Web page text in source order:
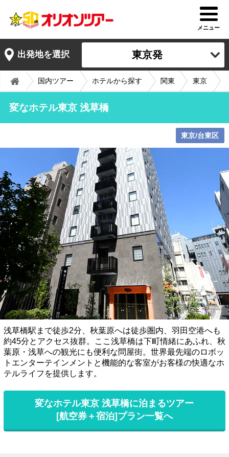
メニュー
出発地を選択 東京発
国内ツアー ホテルから探す 関東 東京
変なホテル東京 浅草橋
東京/台東区
浅草橋駅まで徒歩2分、秋葉原へは徒歩圏内、羽田空港へも
約45分とアクセス抜群。ここ浅草橋は下町情緒にあふれ、秋
葉原・浅草への観光にも便利な問屋街。世界最先端のロボッ
トエンターテインメントと機能的な客室がお客様の快適なホ
テルライフを提供します。
変なホテル東京 浅草橋に泊まるツアー
[航空券＋宿泊]プラン一覧へ